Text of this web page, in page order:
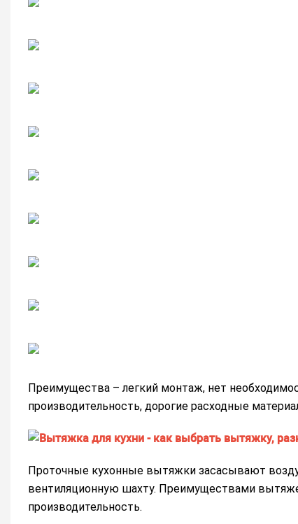
Преимущества – легкий монтаж, нет
производительность, дорогие расходные
Проточные кухонные вытяжки засасывают
вентиляционную шахту. Преимуществами
производительность.